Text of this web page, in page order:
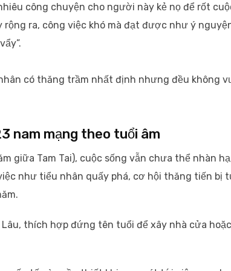
công chuyện cho người này kẻ nọ để rốt
ra, công việc khó mà đạt được như ý
có thăng trầm nhất định nhưng đều không
nam mạng theo tuổi âm
giữa Tam Tai), cuộc sống vẫn chưa thể nhàn
như tiểu nhân quấy phá, cơ hội thăng tiến bị
Lâu, thích hợp đứng tên tuổi để xây nhà cửa